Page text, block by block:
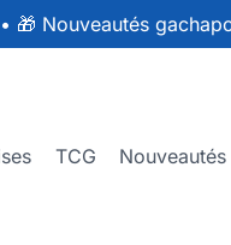
• 🎁 Nouveautés
TCG Nouveautés